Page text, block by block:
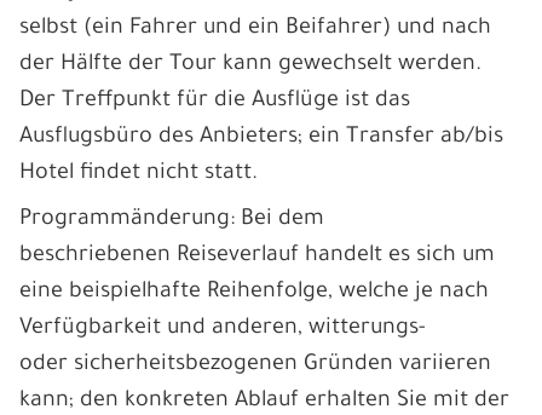
selbst (ein Fahrer und ein Beifahrer) und nach
der Hälfte der Tour kann gewechselt werden.
Der Treffpunkt für die Ausflüge ist das
Ausflugsbüro des Anbieters; ein Transfer ab/bis
Hotel findet nicht statt.
Programmänderung: Bei dem
beschriebenen Reiseverlauf handelt es sich um
eine beispielhafte Reihenfolge, welche je nach
Verfügbarkeit und anderen, witterungs-
oder sicherheitsbezogenen Gründen variieren
kann; den konkreten Ablauf erhalten Sie mit der